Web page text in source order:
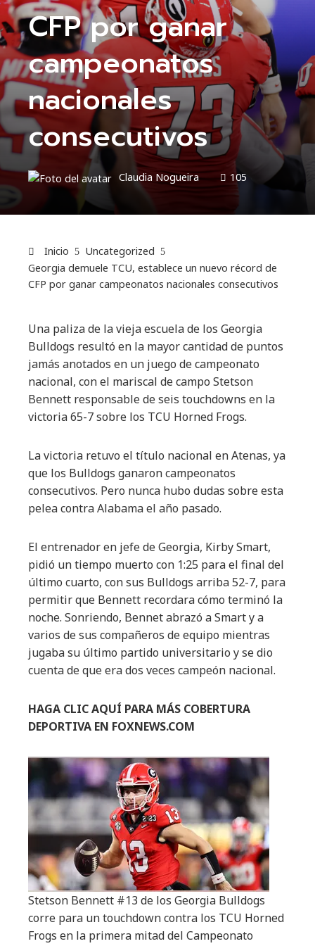
CFP por ganar
campeonatos
nacionales
consecutivos
Claudia Nogueira 105
Inicio
Uncategorized
Georgia demuele TCU, establece un nuevo récord de
CFP por ganar campeonatos nacionales consecutivos
Una paliza de la vieja escuela de los Georgia
Bulldogs resultó en la mayor cantidad de puntos
jamás anotados en un juego de campeonato
nacional, con el mariscal de campo Stetson
Bennett responsable de seis touchdowns en la
victoria 65-7 sobre los TCU Horned Frogs.
La victoria retuvo el título nacional en Atenas, ya
que los Bulldogs ganaron campeonatos
consecutivos. Pero nunca hubo dudas sobre esta
pelea contra Alabama el año pasado.
El entrenador en jefe de Georgia, Kirby Smart,
pidió un tiempo muerto con 1:25 para el final del
último cuarto, con sus Bulldogs arriba 52-7, para
permitir que Bennett recordara cómo terminó la
noche. Sonriendo, Bennet abrazó a Smart y a
varios de sus compañeros de equipo mientras
jugaba su último partido universitario y se dio
cuenta de que era dos veces campeón nacional.
HAGA CLIC AQUÍ PARA MÁS COBERTURA
DEPORTIVA EN FOXNEWS.COM
Stetson Bennett #13 de los Georgia Bulldogs
corre para un touchdown contra los TCU Horned
Frogs en la primera mitad del Campeonato